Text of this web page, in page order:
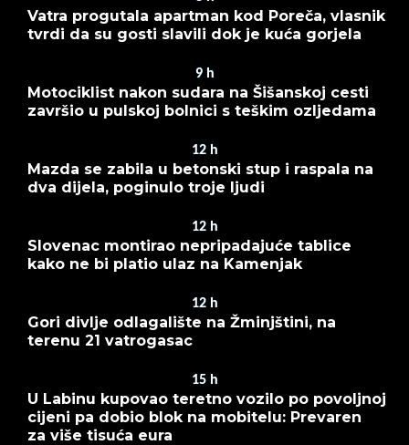
Vatra progutala apartman kod Poreča, vlasnik
tvrdi da su gosti slavili dok je kuća gorjela
9 h
Motociklist nakon sudara na Šišanskoj cesti
završio u pulskoj bolnici s teškim ozljedama
12 h
Mazda se zabila u betonski stup i raspala na
dva dijela, poginulo troje ljudi
12 h
Slovenac montirao nepripadajuće tablice
kako ne bi platio ulaz na Kamenjak
12 h
Gori divlje odlagalište na Žminjštini, na
terenu 21 vatrogasac
15 h
U Labinu kupovao teretno vozilo po povoljnoj
cijeni pa dobio blok na mobitelu: Prevaren
za više tisuća eura